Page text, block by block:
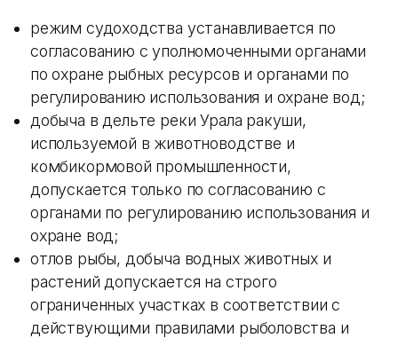
режим судоходства устанавливается по
согласованию с уполномоченными органами
по охране рыбных ресурсов и органами по
регулированию использования и охране вод;
добыча в дельте реки Урала ракуши,
используемой в животноводстве и
комбикормовой промышленности,
допускается только по согласованию с
органами по регулированию использования и
охране вод;
отлов рыбы, добыча водных животных и
растений допускается на строго
ограниченных участках в соответствии с
действующими правилами рыболовства и